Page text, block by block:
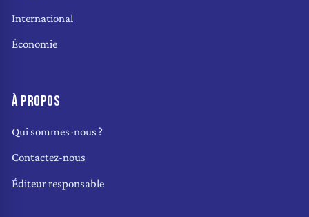
International
Économie
À PROPOS
Qui sommes-nous ?
Contactez-nous
Éditeur responsable